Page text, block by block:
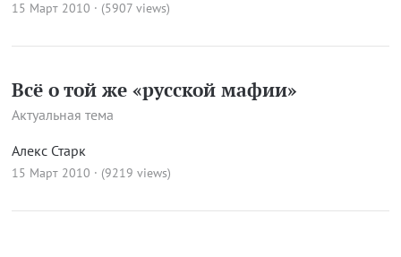
15 Март 2010 · (5907 views)
Всё о той же «русской мафии»
Актуальная тема
Алекс Старк
15 Март 2010 · (9219 views)